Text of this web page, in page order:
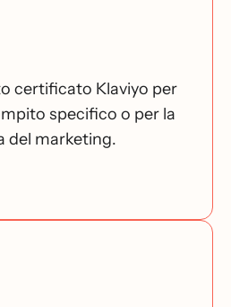
certificato Klaviyo per
specifico o per la
del marketing.